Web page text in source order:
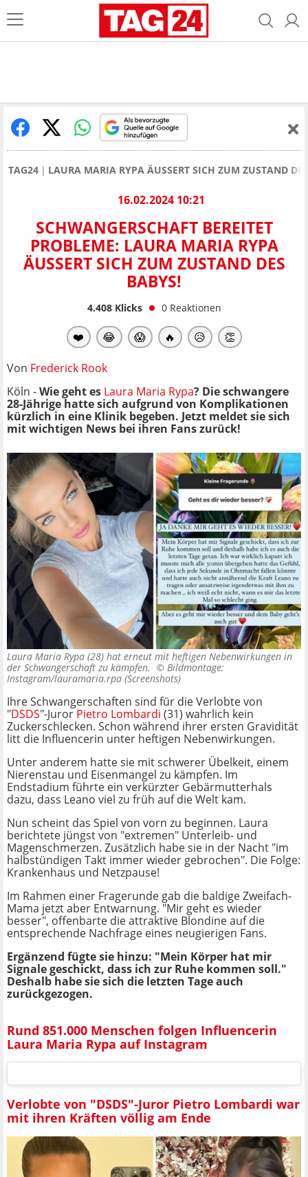
TAG24 LAURA MARIA RYPA ÄUSSERT SICH ZUM ZUSTAND
16.02.2024 10:21
SCHWANGERSCHAFT BEREITET
PROBLEME: LAURA MARIA RYPA
ÄUSSERT SICH ZUM ZUSTAND DES B
ABYS!
4.408Klicks 0 Reaktionen
❤️ 😂 😱 🔥 😥 👏
Von Frederick Rook
Köln -Wie geht es Laura Maria Rypa? Die schwangere
28-Jährige hatte sich aufgrund von Komplikationen
kürzlich in eine Klinik begeben. Jetzt meldet sie sich
mit wichtigen News bei ihren Fans zurück!
Laura Maria Rypa (28) hat erneut mit heftigen Nebenwirkungen in
der Schwangerschaft zu kämpfen. © Bildmontage:
Instagram/lauramaria.rpa (Screenshots)
Ihre Schwangerschaften sind für die Verlobte von
"DSDS"-Juror Pietro Lombardi (31) wahrlich kein
Zuckerschlecken. Schon während ihrer ersten Gravidität
litt die Influencerin unter heftigen Nebenwirkungen.
Unter anderem hatte sie mit schwerer Übelkeit, einem
Nierenstau und Eisenmangel zu kämpfen. Im
Endstadium führte ein verkürzter Gebärmutterhals
dazu, dass Leano viel zu früh auf die Welt kam.
Nun scheint das Spiel von vorn zu beginnen. Laura
berichtete jüngst von "extremen" Unterleib- und
Magenschmerzen. Zusätzlich habe sie in der Nacht "im
halbstündigen Takt immer wieder gebrochen". Die Folge:
Krankenhaus und Netzpause!
Im Rahmen einer Fragerunde gab die baldige Zweifach-
Mama jetzt aber Entwarnung. "Mir geht es wieder
besser", offenbarte die attraktive Blondine auf die
entsprechende Nachfrage eines neugierigen Fans.
Ergänzend fügte sie hinzu: "Mein Körper hat mir
Signale geschickt, dass ich zur Ruhe kommen soll."
Deshalb habe sie sich die letzten Tage auch
zurückgezogen.
Rund 851.000 Menschen folgen Influencerin
Laura Maria Rypa auf Instagram
Verlobte von "DSDS"-Juror Pietro Lombardi war
mit ihren Kräften völlig am Ende